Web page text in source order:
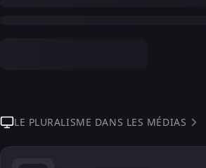
LE PLURALISME DANS LES MÉDIAS